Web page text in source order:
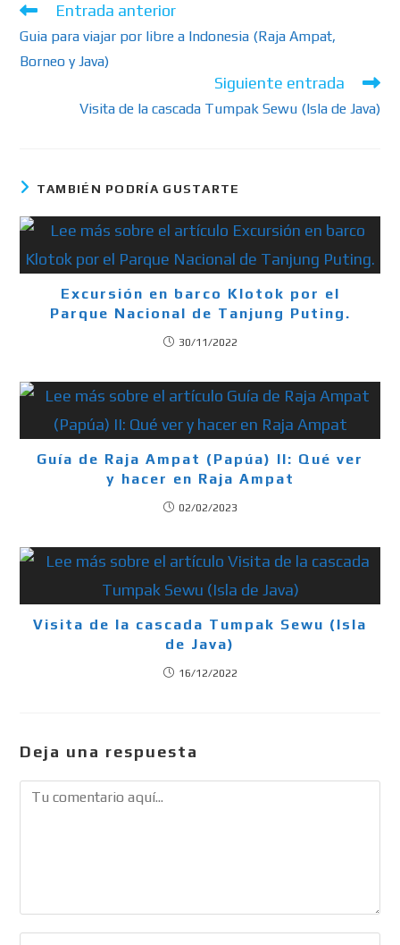
Entrada anterior
Guia para viajar por libre a Indonesia (Raja Ampat,
Borneo y Java)
Siguiente entrada
Visita de la cascada Tumpak Sewu (Isla de Java)
TAMBIÉN PODRÍA GUSTARTE
Excursión en barco Klotok por el
Parque Nacional de Tanjung Puting.
30/11/2022
Guía de Raja Ampat (Papúa) II: Qué ver
y hacer en Raja Ampat
02/02/2023
Visita de la cascada Tumpak Sewu (Isla
de Java)
16/12/2022
Deja una respuesta